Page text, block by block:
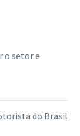
o setor e
do Brasil